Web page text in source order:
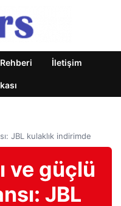
İletişim
JBL kulaklık indirimde
ve güçlü
JBL